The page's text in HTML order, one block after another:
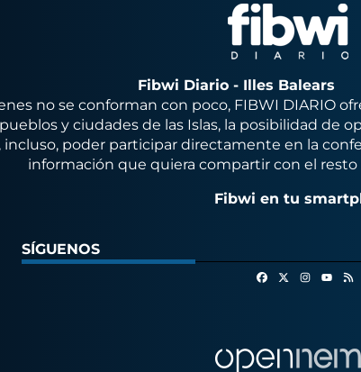
Fibwi Diario - Illes Balears
no se conforman con poco, FIBWI DIARIO
y ciudades de las Islas, la posibilidad de
incluso, poder participar directamente en la
información que quiera compartir con el resto
Fibwi en tu
SÍGUENOS
FacebookInstagram